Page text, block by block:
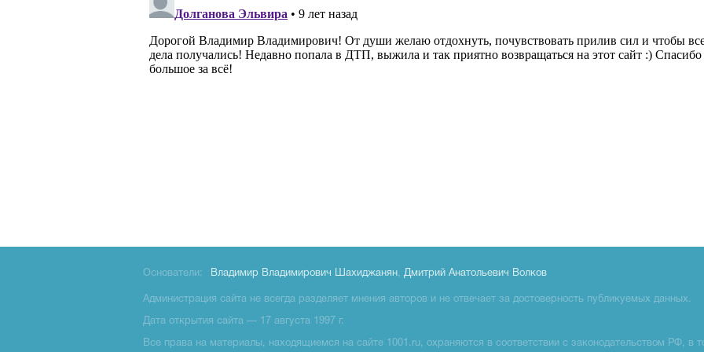
Основатели: Владимир Владимирович Шахиджанян, Дмитрий Анатольевич Волков
Администрация сайта не всегда разделяет мнения авторов и не отвечает за достоверность публикуемых данных.
Дата открытия сайта — 17 августа 1997 г.
Все права на материалы, находящиемся на сайте 1001.ru, охраняются в соответствии с законодательством РФ, в